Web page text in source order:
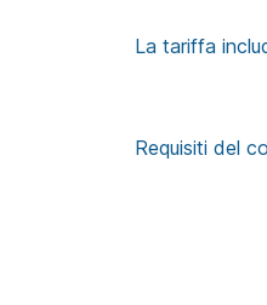
La tariffa
Requisiti del